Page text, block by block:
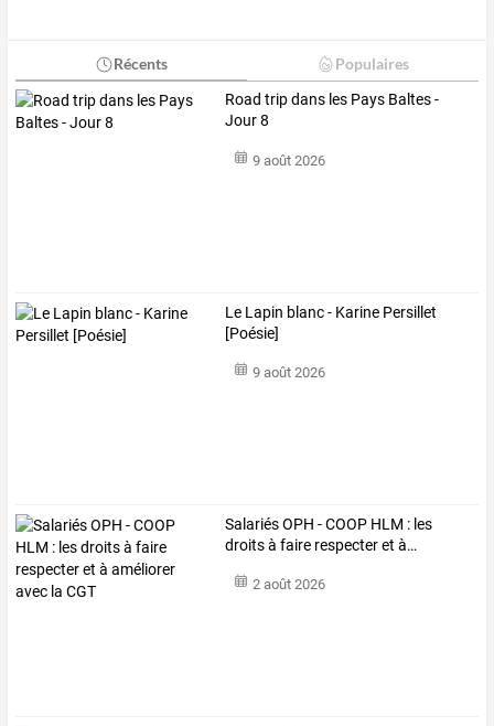
Récents Populaires
Road trip dans les Pays Baltes -
Jour 8
9 août 2026
Le Lapin blanc - Karine Persillet
[Poésie]
9 août 2026
SalariésOPH -COOP HLM : les
droitsà faire respecteret à…
2 août 2026